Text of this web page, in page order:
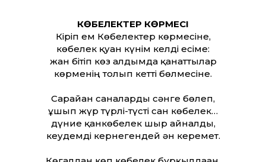
КӨБЕЛЕКТЕР КӨРМЕСІ
Кіріп ем Көбелектер көрмесіне,
көбелек қуған күнім келді есіме:
жан бітіп көз алдымда қанаттылар
көрменің толып кетті бөлмесіне.
Cарғайған саналарды сәнге бөлеп,
ұшып жүр түрлі-түсті сан көбелек…
дүние қанкөбелек шыр айналды,
кеудемді кернегендей ән керемет.